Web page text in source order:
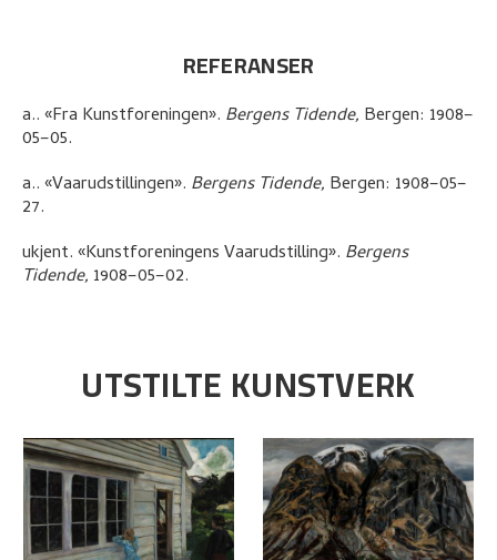
REFERANSER
a..«Fra Kunstforeningen». Bergens Tidende, Bergen: 1908–
05–05.
a..«Vaarudstillingen». Bergens Tidende, Bergen: 1908–05–
27.
ukjent.«Kunstforeningens Vaarudstilling». Bergens
Tidende, 1908–05–02.
UTSTILTE KUNSTVERK